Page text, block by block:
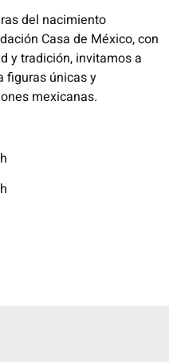
del nacimiento
Casa de México, con
y tradición, invitamos a
figuras únicas y
mexicanas.